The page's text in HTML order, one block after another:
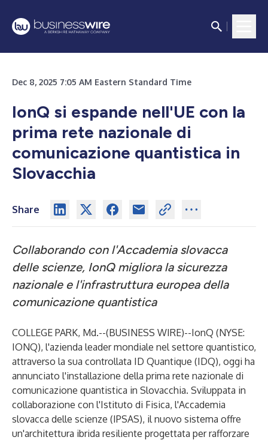
Dec 8, 2025 7:05 AM Eastern Standard Time
IonQ si espande nell'UE con la
prima rete nazionale di
comunicazione quantistica in
Slovacchia
Share
Collaborando con l'Accademia slovacca
delle scienze, IonQ migliora la sicurezza
nazionale e l'infrastruttura europea della
comunicazione quantistica
COLLEGE PARK, Md.--(BUSINESS WIRE)--IonQ (NYSE:
IONQ), l'azienda leader mondiale nel settore quantistico,
attraverso la sua controllata ID Quantique (IDQ), oggi ha
annunciato l'installazione della prima rete nazionale di
comunicazione quantistica in Slovacchia. Sviluppata in
collaborazione con l'Istituto di Fisica, l'Accademia
slovacca delle scienze (IPSAS), il nuovo sistema offre
un'architettura ibrida resiliente progettata per rafforzare